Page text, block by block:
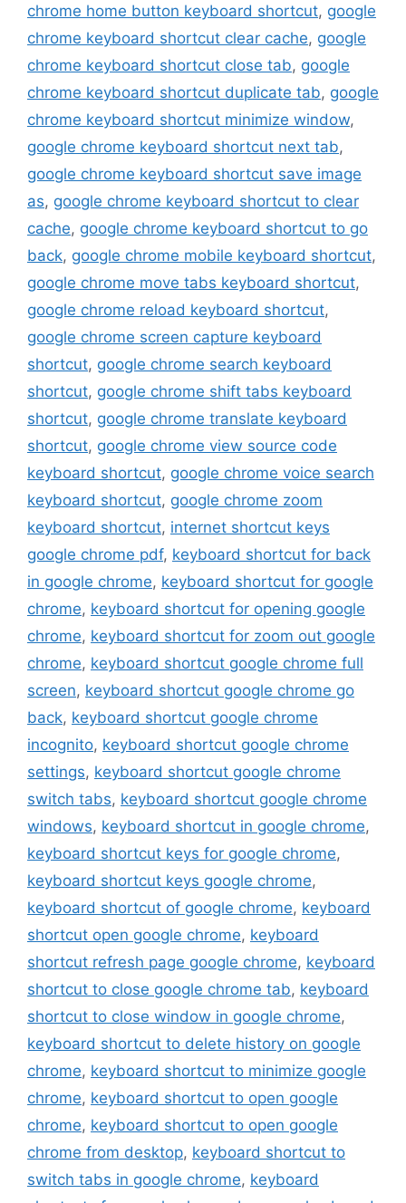
chrome home button keyboard shortcut, google
chrome keyboard shortcut clear cache, google
chrome keyboard shortcut close tab, google
chrome keyboard shortcut duplicate tab, google
chrome keyboard shortcut minimize window,
google chrome keyboard shortcut next tab,
google chrome keyboard shortcut save image
as, google chrome keyboard shortcut to clear
cache, google chrome keyboard shortcut to go
back, google chrome mobile keyboard shortcut,
google chrome move tabs keyboard shortcut,
google chrome reload keyboard shortcut,
google chrome screen capture keyboard
shortcut, google chrome search keyboard
shortcut, google chrome shift tabs keyboard
shortcut, google chrome translate keyboard
shortcut, google chrome view source code
keyboard shortcut, google chrome voice search
keyboard shortcut, google chrome zoom
keyboard shortcut, internet shortcut keys
google chrome pdf, keyboard shortcut for back
in google chrome, keyboard shortcut for google
chrome, keyboard shortcut for opening google
chrome, keyboard shortcut for zoom out google
chrome, keyboard shortcut google chrome full
screen, keyboard shortcut google chrome go
back, keyboard shortcut google chrome
incognito, keyboard shortcut google chrome
settings, keyboard shortcut google chrome
switch tabs, keyboard shortcut google chrome
windows, keyboard shortcut in google chrome,
keyboard shortcut keys for google chrome,
keyboard shortcut keys google chrome,
keyboard shortcut of google chrome, keyboard
shortcut open google chrome, keyboard
shortcut refresh page google chrome, keyboard
shortcut to close google chrome tab, keyboard
shortcut to close window in google chrome,
keyboard shortcut to delete history on google
chrome, keyboard shortcut to minimize google
chrome, keyboard shortcut to open google
chrome, keyboard shortcut to open google
chrome from desktop, keyboard shortcut to
switch tabs in google chrome, keyboard